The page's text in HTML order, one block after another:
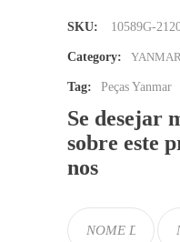
SKU: 10589G-
Category:
Tag: Peças Yanmar
Se desejar
sobre este
nos